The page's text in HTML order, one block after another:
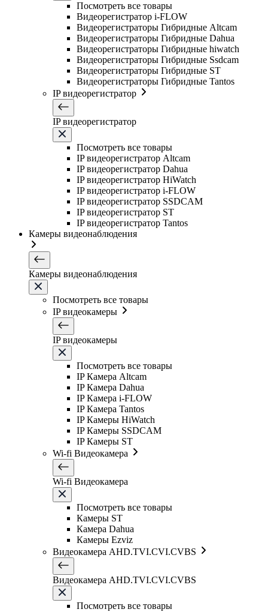
Посмотреть все товары
Видеорегистратор i-FLOW
Видеорегистраторы Гибридные Altcam
Видеорегистраторы Гибридные Dahua
Видеорегистраторы Гибридные hiwatch
Видеорегистраторы Гибридные Ssdcam
Видеорегистраторы Гибридные ST
Видеорегистраторы Гибридные Tantos
IP видеорегистратор
IP видеорегистратор
Посмотреть все товары
IP видеорегистратор Altcam
IP видеорегистратор Dahua
IP видеорегистратор HiWatch
IP видеорегистратор i-FLOW
IP видеорегистратор SSDCAM
IP видеорегистратор ST
IP видеорегистратор Tantos
Камеры видеонаблюдения
Камеры видеонаблюдения
Посмотреть все товары
IP видеокамеры
IP видеокамеры
Посмотреть все товары
IP Камера Altcam
IP Камера Dahua
IP Камера i-FLOW
IP Камера Tantos
IP Камеры HiWatch
IP Камеры SSDCAM
IP Камеры ST
Wi-fi Видеокамера
Wi-fi Видеокамера
Посмотреть все товары
Камеры ST
Камера Dahua
Камеры Ezviz
Видеокамера AHD.TVI.CVI.CVBS
Видеокамера AHD.TVI.CVI.CVBS
Посмотреть все товары